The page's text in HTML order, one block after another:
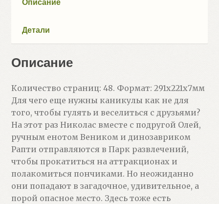
(Агапина
Сергеевна)
Детали
Описание
Количество страниц: 48. Формат: 291x221x7мм
Для чего еще нужны каникулы как не для
того, чтобы гулять и веселиться с друзьями?
На этот раз Николас вместе с подругой Олей,
ручным енотом Веником и динозавриком
Рапти отправляются в Парк развлечений,
чтобы прокатиться на аттракционах и
полакомиться пончиками. Но неожиданно
они попадают в загадочное, удивительное, а
порой опасное место. Здесь тоже есть